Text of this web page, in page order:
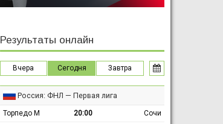
Результаты онлайн
Вчера Сегодня Завтра
Россия: ФНЛ — Первая лига
Торпедо М 20:00 Сочи